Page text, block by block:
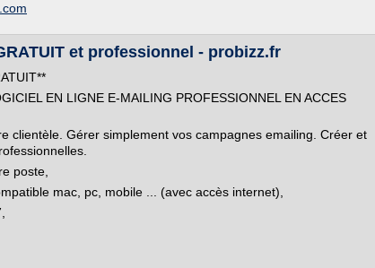
et professionnel - probizz.fr
EN LIGNE E-MAILING PROFESSIONNEL EN ACCES
clientèle. Gérer simplement vos campagnes emailing. Créer et
poste,
mac, pc, mobile ... (avec accès internet),